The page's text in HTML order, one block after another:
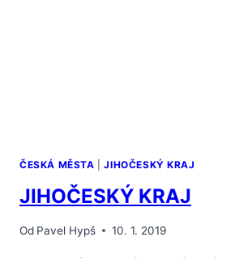
ČESKÁ MĚSTA |JIHOČESKÝ KRAJ
JIHOČESKÝ KRAJ
Od Pavel Hypš 10. 1. 2019